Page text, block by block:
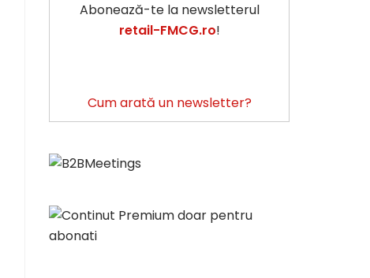
Abonează-te la newsletterul
retail-FMCG.ro!
Cum arată un newsletter?